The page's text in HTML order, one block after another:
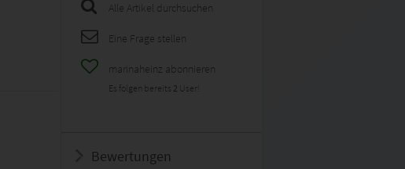
Alle Artikel durchsuchen
Eine Frage stellen
marinaheinz abonnieren
Es folgen bereits 2 User!
Bewertungen